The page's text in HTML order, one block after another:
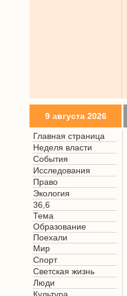
9 августа 2026
Главная страница
Неделя власти
События
Исследования
Право
Экология
36,6
Тема
Образование
Поехали
Мир
Спорт
Светская жизнь
Люди